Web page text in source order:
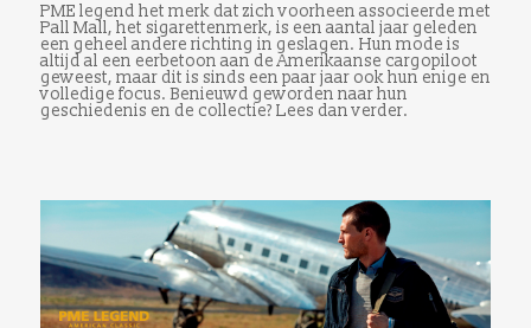
PME legend het merk dat zich voorheen associeerde met
Pall Mall, het sigarettenmerk, is een aantal jaar geleden
een geheel andere richting in geslagen. Hun mode is
altijd al een eerbetoon aan de Amerikaanse cargopiloot
geweest, maar dit is sinds een paar jaar ook hun enige en
volledige focus. Benieuwd geworden naar hun
geschiedenis en de collectie? Lees dan verder.